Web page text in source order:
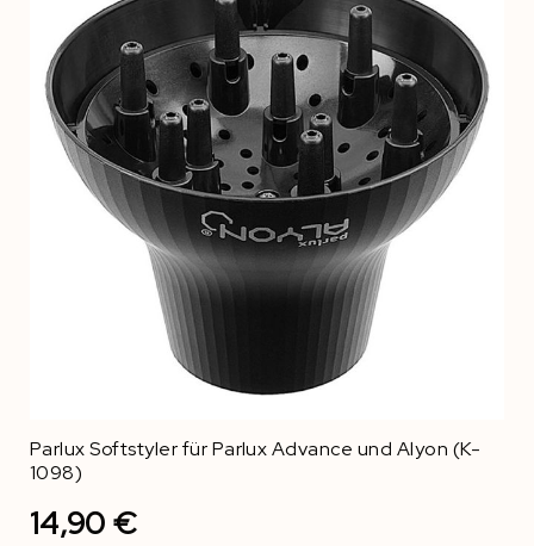
Parlux Softstyler für Parlux Advance und Alyon (K-
1098)
14,90 €